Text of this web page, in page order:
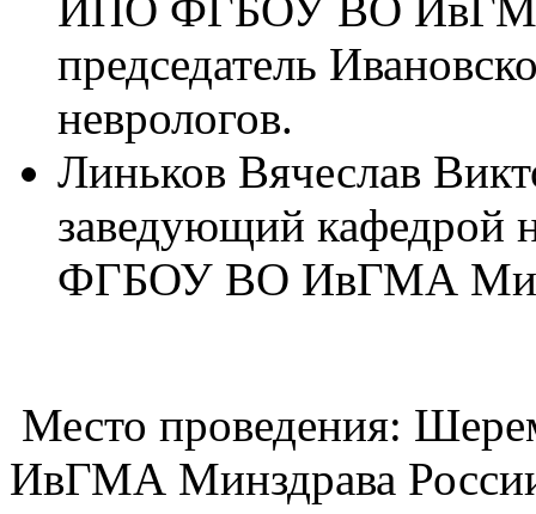
председатель
неврологов.
Линьков Вячеслав
заведующий кафедрой
ФГБОУ ВО ИвГМА
Место проведения:
ИвГМА Минздрава